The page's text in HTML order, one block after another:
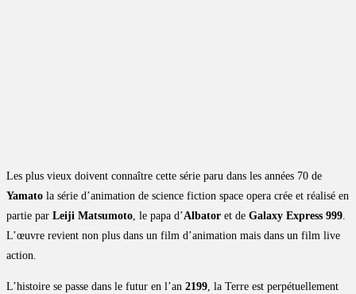
Les plus vieux doivent connaître cette série paru dans les années 70 de
Yamato la série d’animation de science fiction space opera crée et réalisé en
partie par Leiji Matsumoto, le papa d’Albator et de Galaxy Express 999.
L’œuvre revient non plus dans un film d’animation mais dans un film live
action.
L’histoire se passe dans le futur en l’an 2199, la Terre est perpétuellement